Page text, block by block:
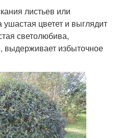
листьев или
цветет и выглядит
светолюбива,
выдерживает избыточное